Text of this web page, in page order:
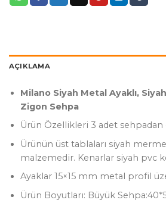
AÇIKLAMA
Milano Siyah Metal Ayaklı,
Zigon Sehpa
Ürün Özellikleri 3 adet sehpadan
Ürünün üst tablaları siyah
malzemedir. Kenarlar siyah pvc
Ayaklar 15×15 mm metal profil
Ürün Boyutları: Büyük